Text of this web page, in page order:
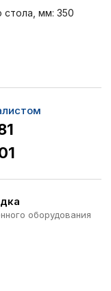
мм: 350
оборудования